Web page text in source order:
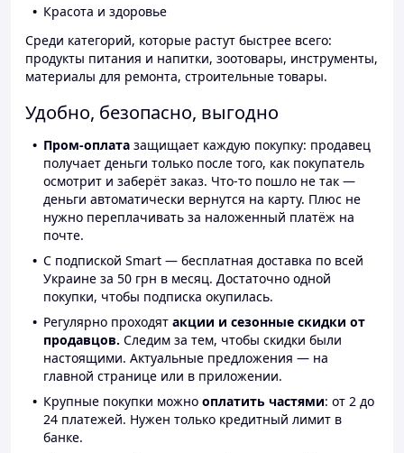
Красота и здоровье
Среди категорий, которые растут быстрее всего:
продукты питания и напитки, зоотовары, инструменты,
материалы для ремонта, строительные товары.
Удобно, безопасно, выгодно
Пром-оплата защищает каждую покупку: продавец
получает деньги только после того, как покупатель
осмотрит и заберёт заказ. Что-то пошло не так —
деньги автоматически вернутся на карту. Плюс не
нужно переплачивать за наложенный платёж на
почте.
С подпиской Smart — бесплатная доставка по всей
Украине за 50 грн в месяц. Достаточно одной
покупки, чтобы подписка окупилась.
Регулярно проходят акции и сезонные скидки от
продавцов. Следим за тем, чтобы скидки были
настоящими. Актуальные предложения — на
главной странице или в приложении.
Крупные покупки можно оплатить частями: от 2 до
24 платежей. Нужен только кредитный лимит в
банке.